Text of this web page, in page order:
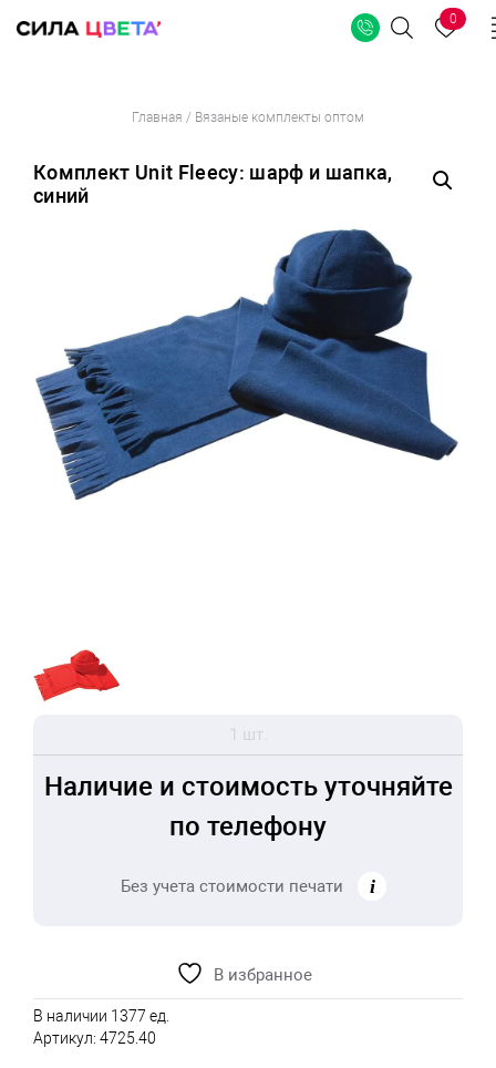
содержимому
Поиск
0
Главная / Вязаные комплекты оптом
Комплект Unit Fleecy: шарф и шапка,
синий
1 шт.
Наличие и стоимость уточняйте
по телефону
Без учета стоимости печати
В избранное
В наличии 1377 ед.
Артикул: 4725.40